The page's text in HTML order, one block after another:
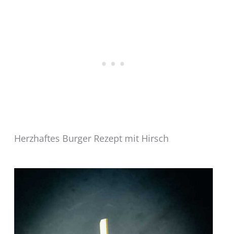
Herzhaftes Burger Rezept mit Hirsch